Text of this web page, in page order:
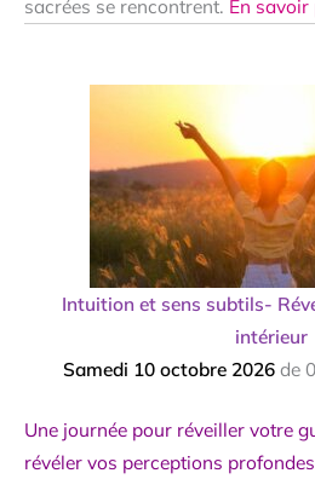
sacrées se rencontrent. En
Intuition et sens subtils-
intérieur
Samedi 10 octobre 2026 de
Une journée pour réveiller votre
révéler vos perceptions profondes